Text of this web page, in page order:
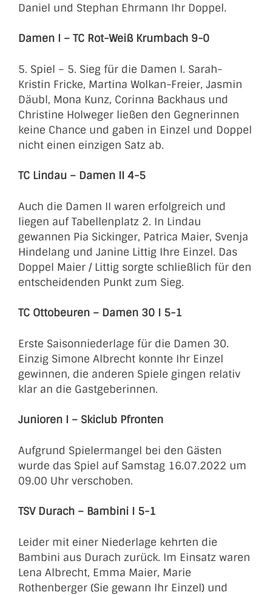
Daniel und Stephan Ehrmann Ihr Doppel.
Damen I – TC Rot-Weiß Krumbach 9-0
5. Spiel – 5. Sieg für die Damen I. Sarah-
Kristin Fricke, Martina Wolkan-Freier, Jasmin
Däubl, Mona Kunz, Corinna Backhaus und
Christine Holweger ließen den Gegnerinnen
keine Chance und gaben in Einzel und Doppel
nicht einen einzigen Satz ab.
TC Lindau – Damen II 4-5
Auch die Damen II waren erfolgreich und
liegen auf Tabellenplatz 2. In Lindau
gewannen Pia Sickinger, Patrica Maier, Svenja
Hindelang und Janine Littig Ihre Einzel. Das
Doppel Maier / Littig sorgte schließlich für den
entscheidenden Punkt zum Sieg.
TC Ottobeuren – Damen 30 I 5-1
Erste Saisonniederlage für die Damen 30.
Einzig Simone Albrecht konnte Ihr Einzel
gewinnen, die anderen Spiele gingen relativ
klar an die Gastgeberinnen.
Junioren I – Skiclub Pfronten
Aufgrund Spielermangel bei den Gästen
wurde das Spiel auf Samstag 16.07.2022 um
09.00 Uhr verschoben.
TSV Durach – Bambini I 5-1
Leider mit einer Niederlage kehrten die
Bambini aus Durach zurück. Im Einsatz waren
Lena Albrecht, Emma Maier, Marie
Rothenberger (Sie gewann Ihr Einzel) und